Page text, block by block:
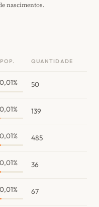
nascimentos.
QUANTIDADE
50
139
485
36
67